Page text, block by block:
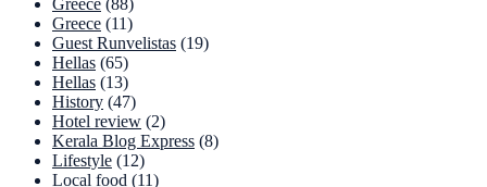
Greece (88)
Greece (11)
Guest Runvelistas (19)
Hellas (65)
Hellas (13)
History (47)
Hotel review (2)
Kerala Blog Express (8)
Lifestyle (12)
Local food (11)